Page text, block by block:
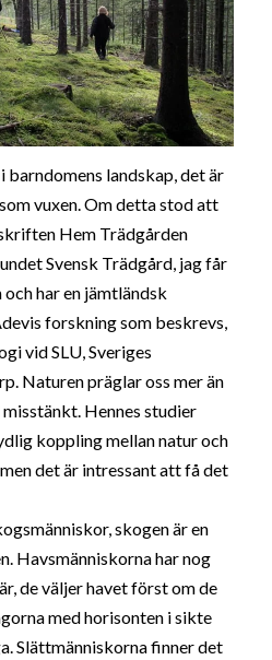
barndomens landskap, det är
vuxen. Om detta stod att
Hem Trädgården
Svensk Trädgård, jag får
har en jämtländsk
forskning som beskrevs,
vid SLU, Sveriges
Naturen präglar oss mer än
Hennes studier
koppling mellan natur och
det är intressant att få det
skogen är en
Havsmänniskorna har nog
de väljer havet först om de
med horisonten i sikte
Slättmänniskorna finner det